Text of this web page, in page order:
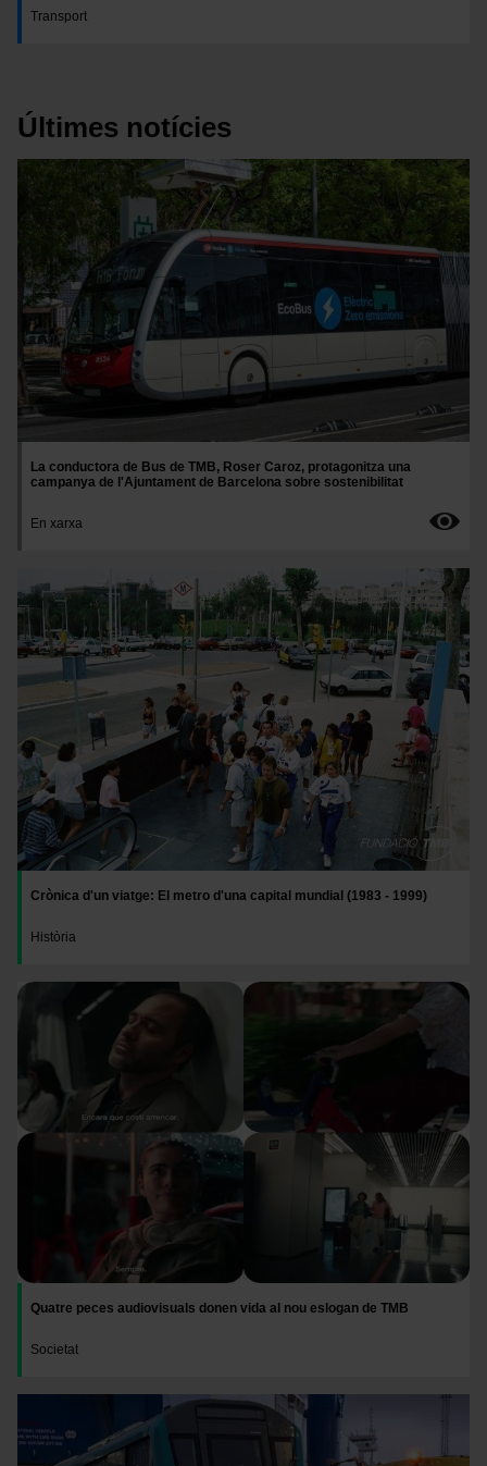
Transport
Últimes notícies
Imatge
La conductora de Bus de TMB, Roser Caroz, protagonitza una
campanya de l'Ajuntament de Barcelona sobre sostenibilitat
En xarxa
Imatge
Crònica d'un viatge: El metro d'una capital mundial (1983 - 1999)
Història
Imatge
Quatre peces audiovisuals donen vida al nou eslogan de TMB
Societat